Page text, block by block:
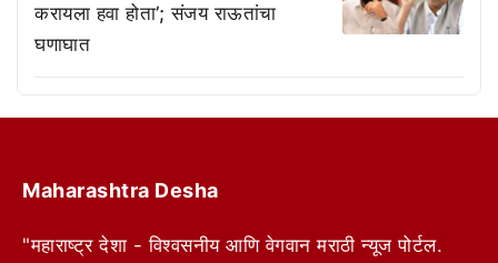
करायला हवा होता’; संजय राऊतांचा
घणाघात
Maharashtra Desha
"महाराष्ट्र देशा - विश्वसनीय आणि वेगवान मराठी न्यूज पोर्टल.